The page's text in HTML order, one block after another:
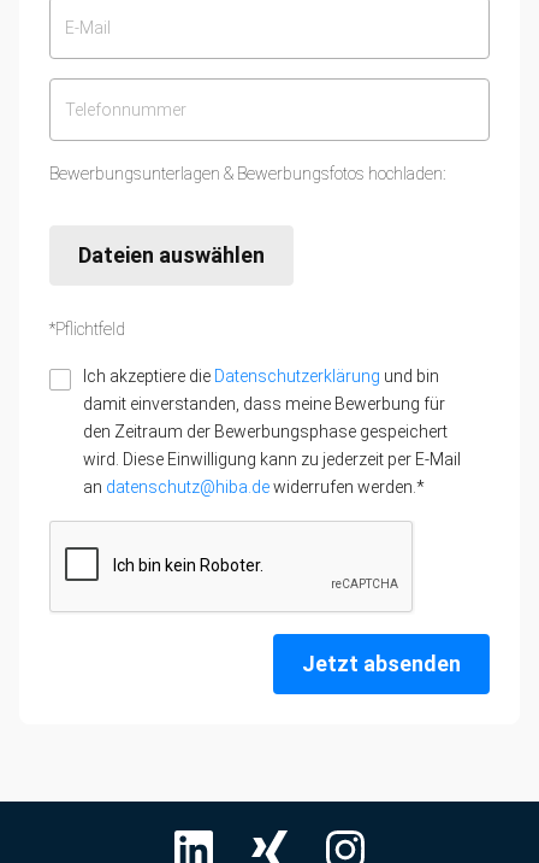
Bewerbungsunterlagen & Bewerbungsfotos hochladen:
Dateien auswählen
*Pflichtfeld
Ich akzeptiere die Datenschutzerklärung und bin
damit einverstanden, dass meine Bewerbung für
den Zeitraum der Bewerbungsphase gespeichert
wird. Diese Einwilligung kann zu jederzeit per E-Mail
an datenschutz@hiba.dewiderrufen werden.*
Jetzt absenden